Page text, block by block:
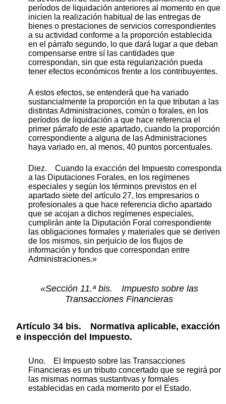
períodos de liquidación anteriores al momento en que
inicien la realización habitual de las entregas de
bienes o prestaciones de servicios correspondientes
a su actividad conforme a la proporción establecida
en el párrafo segundo, lo que dará lugar a que deban
compensarse entre sí las cantidades que
correspondan, sin que esta regularización pueda
tener efectos económicos frente a los contribuyentes.
A estos efectos, se entenderá que ha variado
sustancialmente la proporción en la que tributan a las
distintas Administraciones, común o forales, en los
períodos de liquidación a que hace referencia el
primer párrafo de este apartado, cuando la proporción
correspondiente a alguna de las Administraciones
haya variado en, al menos, 40 puntos porcentuales.
Diez. Cuando la exacción del Impuesto corresponda
a las Diputaciones Forales, en los regímenes
especiales y según los términos previstos en el
apartado siete del artículo 27, los empresarios o
profesionales a que hace referencia dicho apartado
que se acojan a dichos regímenes especiales,
cumplirán ante la Diputación Foral correspondiente
las obligaciones formales y materiales que se deriven
de los mismos, sin perjuicio de los flujos de
información y fondos que correspondan entre
Administraciones.»
«Sección 11.ª bis. Impuesto sobre las
Transacciones Financieras
Artículo 34 bis. Normativa aplicable, exacción
e inspección del Impuesto.
Uno. El Impuesto sobre las Transacciones
Financieras es un tributo concertado que se regirá por
las mismas normas sustantivas y formales
establecidas en cada momento por el Estado.